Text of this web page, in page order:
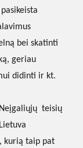
bei skatinti
geriau
didinti ir kt.
teisių
kurią taip pat